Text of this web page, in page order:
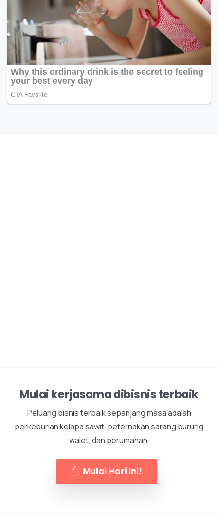
Mulai kerjasama dibisnis terbaik
Peluang bisnis terbaik sepanjang masa adalah
perkebunan kelapa sawit, peternakan sarang burung
walet, dan perumahan.
Mulai Hari Ini!